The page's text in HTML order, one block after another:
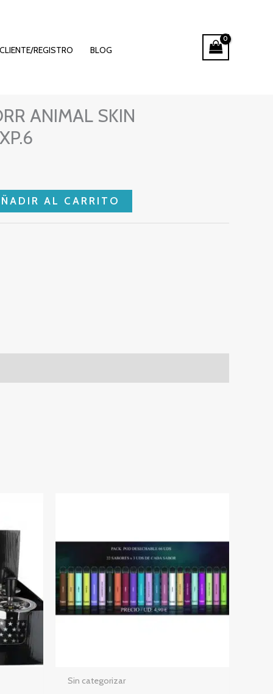
CLIENTE/REGISTRO BLOG
ANIMAL SKIN
AL CARRITO
Sin categorizar